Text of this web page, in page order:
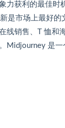
力获利的最佳
是市场上最好
线销售、T 恤
Midjourney 是